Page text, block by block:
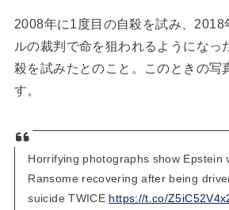
2008年に1度目の自殺を試み、2018
ルの裁判で命を狙われるようになっ
殺を試みたとのこと。このときの写
す。
Horrifying photographs show Epstein
Ransome recovering after being
suicide TWICE https://t.co/